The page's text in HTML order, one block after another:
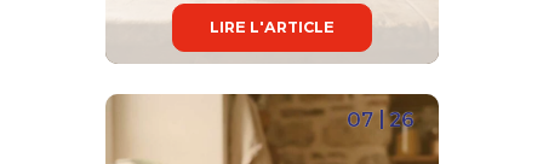
LIRE L'ARTICLE
07 | 26